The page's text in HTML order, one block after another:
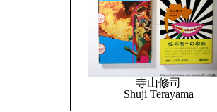
寺山修司
Shuji Terayama